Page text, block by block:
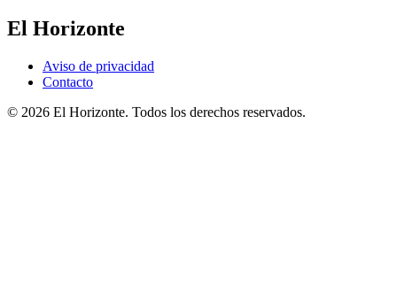
El Horizonte
Aviso de privacidad
Contacto
© 2026 El Horizonte. Todos los derechos reservados.